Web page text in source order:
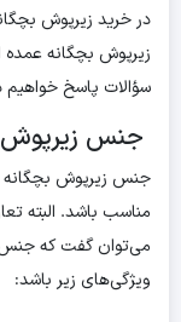
در خرید زیرپوش
زیرپوش بچگانه عمده
سؤالات پاسخ خواهیم
جنس
جنس زیرپوش بچگانه
مناسب باشد. البته
می‌توان گفت که جنس
ویژگی‌های زیر باشد: